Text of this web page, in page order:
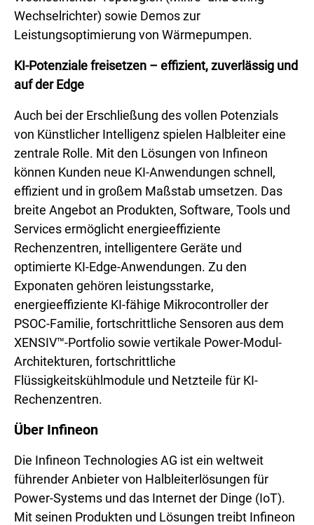
Wechselrichter) sowie Demos zur
Leistungsoptimierung von Wärmepumpen.
KI-Potenziale freisetzen – effizient, zuverlässig und
auf der Edge
Auch bei der Erschließung des vollen Potenzials
von Künstlicher Intelligenz spielen Halbleiter eine
zentrale Rolle. Mit den Lösungen von Infineon
können Kunden neue KI-Anwendungen schnell,
effizient und in großem Maßstab umsetzen. Das
breite Angebot an Produkten, Software, Tools und
Services ermöglicht energieeffiziente
Rechenzentren, intelligentere Geräte und
optimierte KI-Edge-Anwendungen. Zu den
Exponaten gehören leistungsstarke,
energieeffiziente KI-fähige Mikrocontroller der
PSOC-Familie, fortschrittliche Sensoren aus dem
XENSIV™-Portfolio sowie vertikale Power-Modul-
Architekturen, fortschrittliche
Flüssigkeitskühlmodule und Netzteile für KI-
Rechenzentren.
Über Infineon
Die Infineon Technologies AG ist ein weltweit
führender Anbieter von Halbleiterlösungen für
Power-Systems und das Internet der Dinge (IoT).
Mit seinen Produkten und Lösungen treibt Infineon